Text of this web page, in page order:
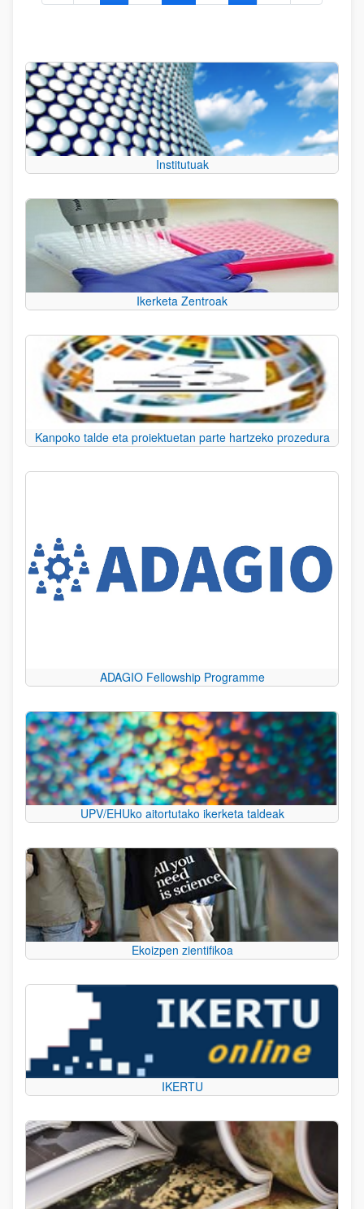
Institutuak
Ikerketa Zentroak
Kanpoko talde eta proiektuetan parte hartzeko prozedura
ADAGIO Fellowship Programme
UPV/EHUko aitortutako ikerketa taldeak
Ekoizpen zientifikoa
IKERTU